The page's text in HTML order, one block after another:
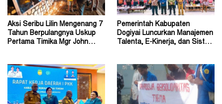
Aksi Seribu Lilin Mengenang 7
Tahun Berpulangnya Uskup
Pertama Timika Mgr John
Pemerintah Kabupaten
Dogiyai Luncurkan Manajemen
Talenta, E-Kinerja, dan Sistem